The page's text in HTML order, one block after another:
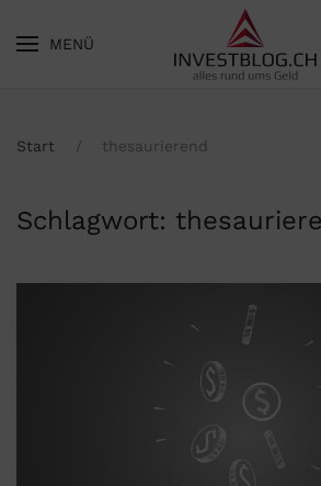
Skip to main content
MENÜ
Start thesaurierend
Schlagwort: